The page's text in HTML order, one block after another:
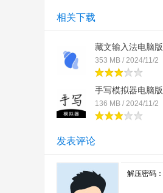
相关下载
藏文输入法电脑版
「含...
353 MB / 2024/11/2
手写模拟器电脑版
「含...
136 MB / 2024/11/2
发表评论